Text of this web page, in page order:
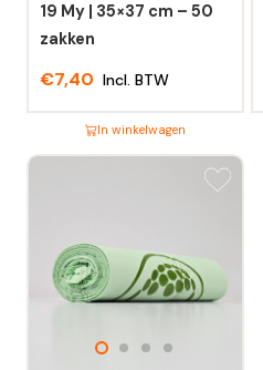
19 My | 35×37 cm – 50
zakken
€7,40 Incl. BTW
In winkelwagen
Dit
meerdere
variaties.
Deze